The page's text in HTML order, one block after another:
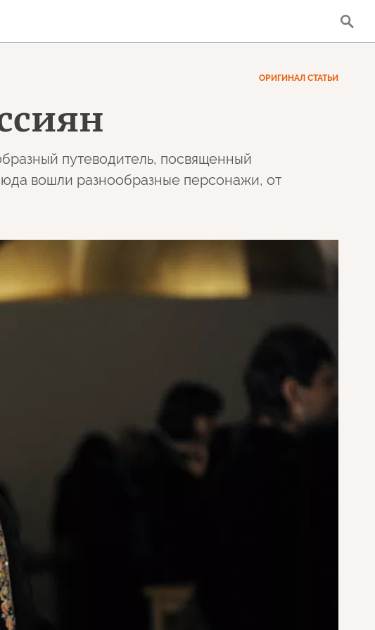
ОРИГИНАЛ СТАТЬИ
путеводитель, посвященный
вошли разнообразные персонажи, от